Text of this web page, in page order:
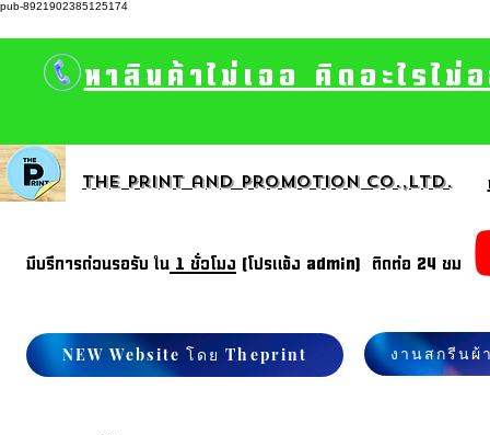
pub-8921902385125174
หาสินค้าไม่เจอ คิดอะไรไ
The print and promotion CO.,Ltd.
มีบรีการด่วนรอรับ ใน 1 ชั่วโมง (โปรแจ้ง admin) ติดต่อ 24 ชม
NEW Website โดย Theprint งานสกรีนผ้